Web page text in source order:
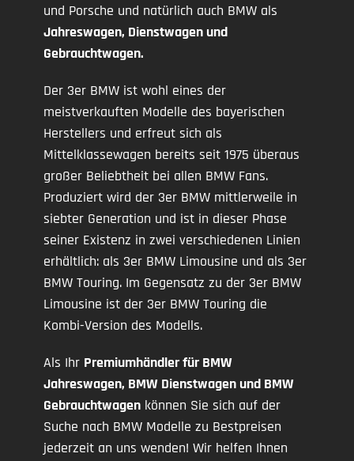
und Porsche und natürlich auch BMW als
Jahreswagen, Dienstwagen und
Gebrauchtwagen.
Der 3er BMW ist wohl eines der
meistverkauften Modelle des bayerischen
Herstellers und erfreut sich als
Mittelklassewagen bereits seit 1975 überaus
großer Beliebtheit bei allen BMW Fans.
Produziert wird der 3er BMW mittlerweile in
siebter Generation und ist in dieser Phase
seiner Existenz in zwei verschiedenen Linien
erhältlich: als 3er BMW Limousine und als 3er
BMW Touring. Im Gegensatz zu der 3er BMW
Limousine ist der 3er BMW Touring die
Kombi-Version des Modells.
Als Ihr Premiumhändler für BMW
Jahreswagen, BMW Dienstwagen und BMW
Gebrauchtwagen können Sie sich auf der
Suche nach BMW Modelle zu Bestpreisen
jederzeit an uns wenden! Wir helfen Ihnen